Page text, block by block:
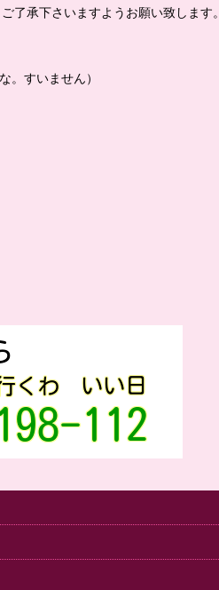
了承下さいますようお願い致します。
。すいません）